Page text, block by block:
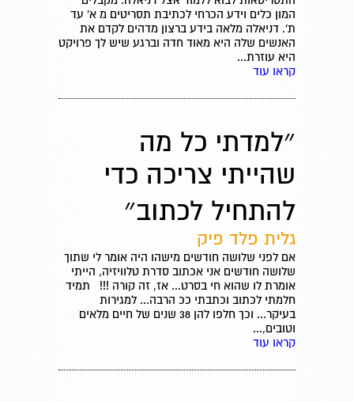
המון כלים וידע הכרחי לכתיבת תסריטים מ א' עד
ת'. דניאלה מלאה בידע ברצון מדהים לקדם את
האנשים שלה היא מאוד חדה וברגע שיש לך פרויקט
היא עוזרת...
קראו עוד
״למדתי כל מה
שהייתי צריכה כדי
להתחיל לכתוב״
גלית פלד פיק
אם לפני שלושה חודשים מישהו היה אומר לי שתוך
שלושה חודשים אני אכתוב סדרת טלוויזיה, הייתי
אומרת לו שהוא חי בסרט... אז, זה קורה !!! תמיד
חלמתי לכתוב וכתבתי ככ הרבה... למגירות
בעיקר... וכך חלפו להן 38 שנים של חיים מלאים
וטובים,...
קראו עוד